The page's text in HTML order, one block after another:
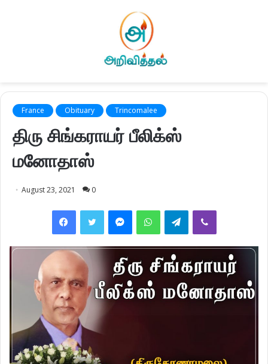
France Obituary Trincomalee
திரு சிங்கராயர் பீலிக்ஸ்
மனோதாஸ்
August 23, 2021 0
FacebookTwitter MessengerWhatsAppTelegramViber